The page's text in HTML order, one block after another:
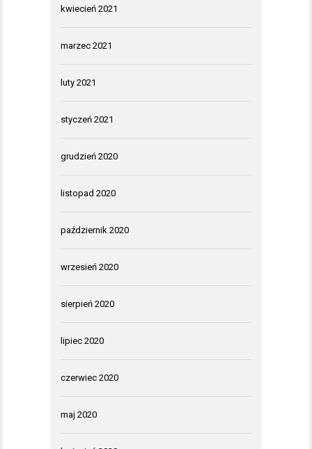
kwiecień 2021
marzec 2021
luty 2021
styczeń 2021
grudzień 2020
listopad 2020
październik 2020
wrzesień 2020
sierpień 2020
lipiec 2020
czerwiec 2020
maj 2020